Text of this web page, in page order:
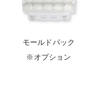
モールドパック
※オプション